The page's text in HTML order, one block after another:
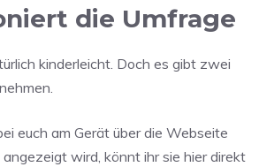
die Umfrage
kinderleicht. Doch es gibt zwei
euch am Gerät über die Webseite
wird, könnt ihr sie hier direkt